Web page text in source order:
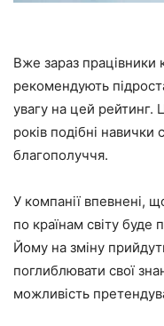
Вже зараз працівники
рекомендують
увагу на цей рейтинг.
років подібні
благополуччя.
У компанії впевнені,
по країнам світу
Йому на зміну
поглиблювати свої
можливість